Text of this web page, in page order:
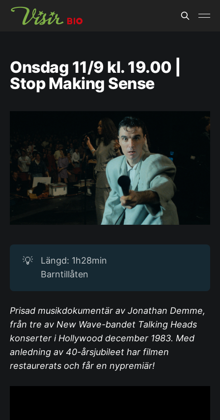
Onsdag 11/9 kl. 19.00 |
Stop Making Sense
💡
Längd: 1h28min
Barntillåten
Prisad musikdokumentär av Jonathan Demme,
från tre av New Wave-bandet Talking Heads
konserter i Hollywood december 1983. Med
anledning av 40-årsjubileet har filmen
restaurerats och får en nypremiär!